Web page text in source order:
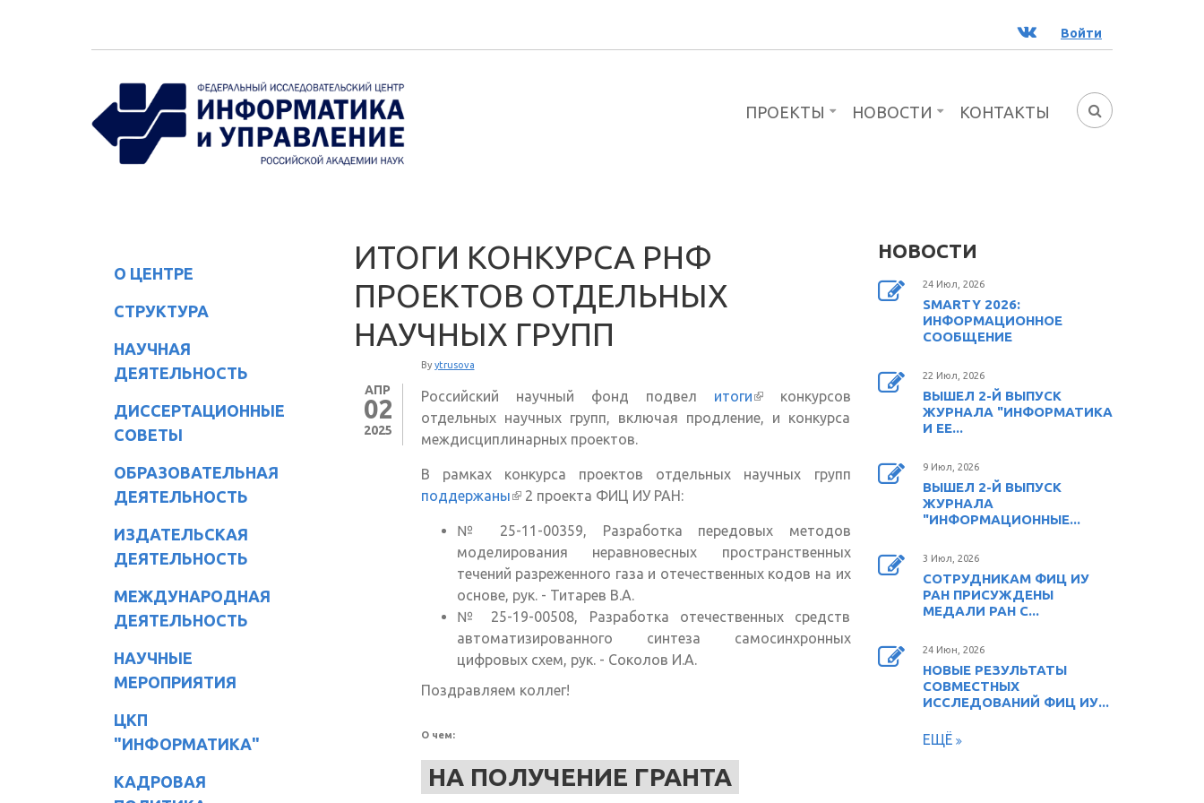
ВК Войти
ФОРМА
ПРОЕКТЫ НОВОСТИ КОНТАКТЫ
О ЦЕНТРЕ
СТРУКТУРА
НАУЧНАЯ
ДЕЯТЕЛЬНОСТЬ
ДИССЕРТАЦИОННЫЕ
СОВЕТЫ
ОБРАЗОВАТЕЛЬНАЯ
ДЕЯТЕЛЬНОСТЬ
ИЗДАТЕЛЬСКАЯ
ДЕЯТЕЛЬНОСТЬ
МЕЖДУНАРОДНАЯ
ДЕЯТЕЛЬНОСТЬ
НАУЧНЫЕ
МЕРОПРИЯТИЯ
ЦКП
"ИНФОРМАТИКА"
КАДРОВАЯ
ИТОГИ КОНКУРСА РНФ
ПРОЕКТОВ ОТДЕЛЬНЫХ
НАУЧНЫХ ГРУПП
АПР
02
2025
By ytrusova
Российский научный фонд подвел итоги(внешняя
ссылка)
конкурсов
отдельных научных групп, включая продление, и конкурса
междисциплинарных проектов.
В рамках конкурса проектов отдельных научных групп
поддержаны(внешняя ссылка)
2 проекта ФИЦ ИУ РАН:
№ 25-11-00359, Разработка передовых методов
моделирования неравновесных пространственных
течений разреженного газа и отечественных кодов на их
основе, рук. - Титарев В.А.
№ 25-19-00508, Разработка отечественных средств
автоматизированного синтеза самосинхронных
цифровых схем, рук. - Соколов И.А.
Поздравляем коллег!
О чем:
НА ПОЛУЧЕНИЕ ГРАНТА
НОВОСТИ
24 Июл, 2026
SMARTY 2026:
ИНФОРМАЦИОННОЕ
СООБЩЕНИЕ
22 Июл, 2026
ВЫШЕЛ 2-Й ВЫПУСК
ЖУРНАЛА "ИНФОРМАТИКА
И ЕЕ...
9 Июл, 2026
ВЫШЕЛ 2-Й ВЫПУСК
ЖУРНАЛА
"ИНФОРМАЦИОННЫЕ...
3 Июл, 2026
СОТРУДНИКАМ ФИЦ ИУ
РАН ПРИСУЖДЕНЫ
МЕДАЛИ РАН С...
24 Июн, 2026
НОВЫЕ РЕЗУЛЬТАТЫ
СОВМЕСТНЫХ
ИССЛЕДОВАНИЙ ФИЦ ИУ...
ЕЩЁ